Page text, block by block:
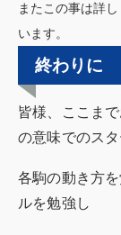
またこの事は詳
います。
終わりに
皆様、ここま
の意味でのスタ
各駒の動き方
ルを勉強し